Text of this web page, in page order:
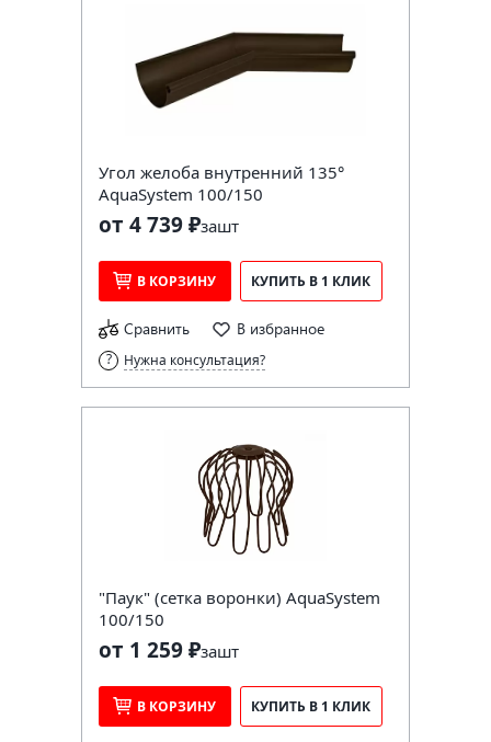
Угол желоба внутренний 135°
AquaSystem 100/150
от 4 739 ₽зашт
В КОРЗИНУ КУПИТЬ В 1 КЛИК
Сравнить В избранное
Нужна консультация?
"Паук" (сетка воронки) AquaSystem
100/150
от 1 259 ₽зашт
В КОРЗИНУ КУПИТЬ В 1 КЛИК